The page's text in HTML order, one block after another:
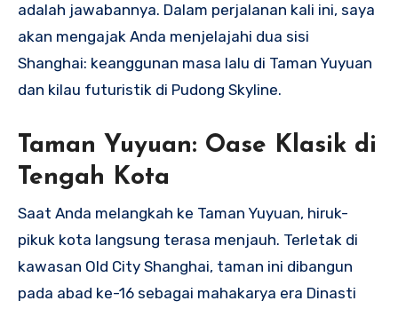
adalah jawabannya. Dalam perjalanan kali ini, saya
akan mengajak Anda menjelajahi dua sisi
Shanghai: keanggunan masa lalu di Taman Yuyuan
dan kilau futuristik di Pudong Skyline.
Taman Yuyuan: Oase Klasik di
Tengah Kota
Saat Anda melangkah ke Taman Yuyuan, hiruk-
pikuk kota langsung terasa menjauh. Terletak di
kawasan Old City Shanghai, taman ini dibangun
pada abad ke-16 sebagai mahakarya era Dinasti